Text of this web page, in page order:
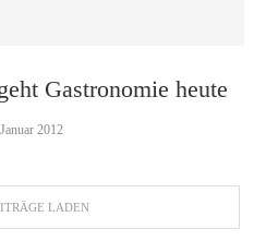
Gastronomie heute
2012
LADEN